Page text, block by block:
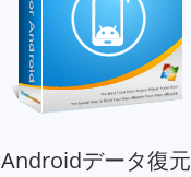
Androidデータ復元